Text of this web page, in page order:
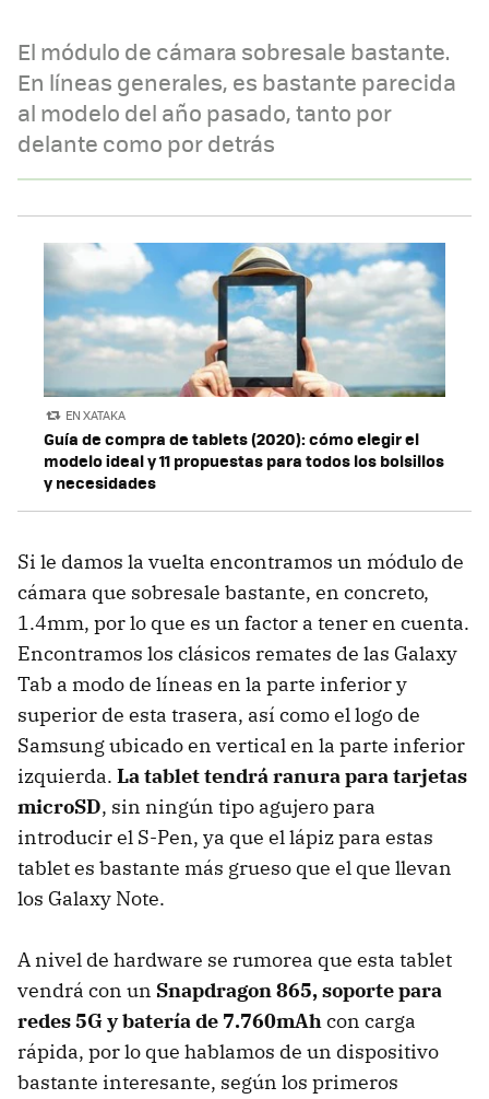
El módulo de cámara sobresale bastante.
En líneas generales, es bastante parecida
al modelo del año pasado, tanto por
delante como por detrás
EN XATAKA
Guía de compra de tablets (2020): cómo elegir el
modelo ideal y 11 propuestas para todos los bolsillos
y necesidades
Si le damos la vuelta encontramos un módulo de
cámara que sobresale bastante, en concreto,
1.4mm, por lo que es un factor a tener en cuenta.
Encontramos los clásicos remates de las Galaxy
Tab a modo de líneas en la parte inferior y
superior de esta trasera, así como el logo de
Samsung ubicado en vertical en la parte inferior
izquierda. La tablet tendrá ranura para tarjetas
microSD, sin ningún tipo agujero para
introducir el S-Pen, ya que el lápiz para estas
tablet es bastante más grueso que el que llevan
los Galaxy Note.
A nivel de hardware se rumorea que esta tablet
vendrá con un Snapdragon 865, soporte para
redes 5G y batería de 7.760mAhcon carga
rápida, por lo que hablamos de un dispositivo
bastante interesante, según los primeros